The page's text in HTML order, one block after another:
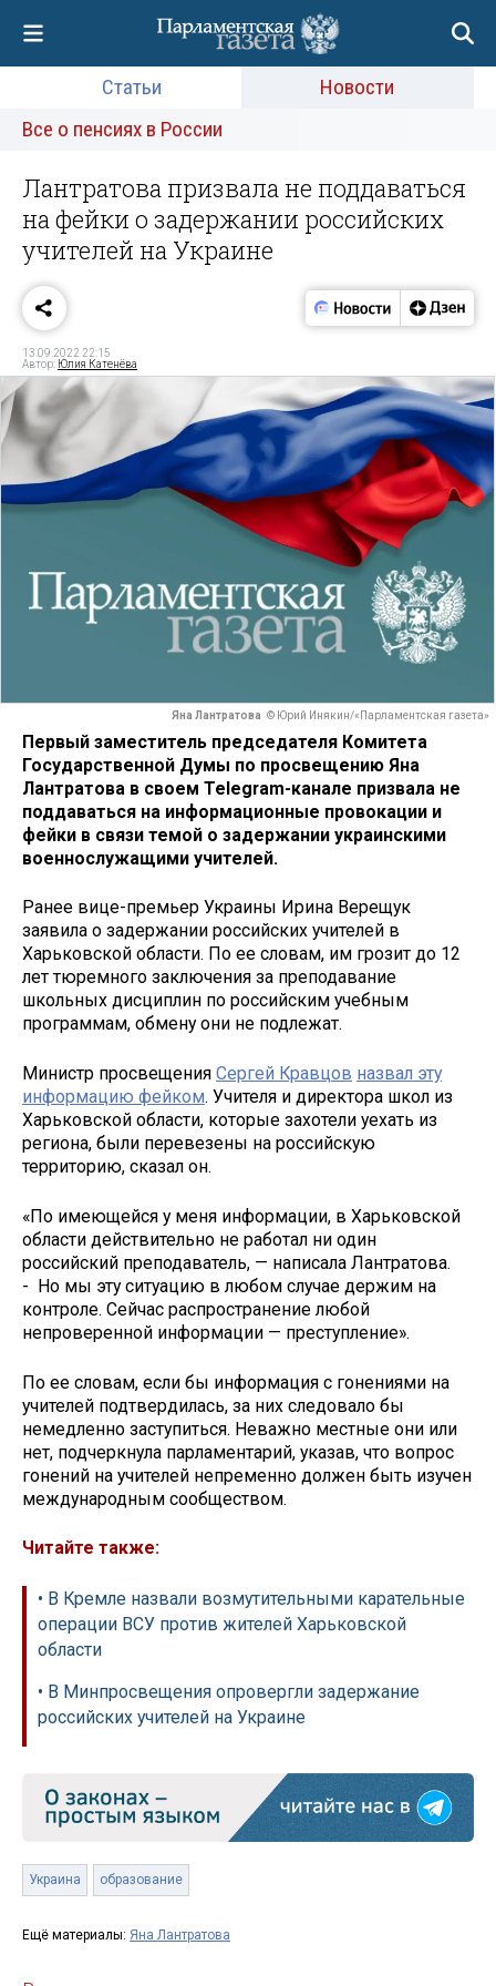
Статьи
Новости
Все о пенсиях в России
Лантратова призвала не поддаваться
на фейки о задержании российских
учителей на Украине
13.09.2022 22:15
Автор: Юлия Катенёва
Яна Лантратова © Юрий Инякин/«Парламентская газета»
Первый заместитель председателя Комитета
Государственной Думы по просвещению Яна
Лантратова в своем Telegram-канале призвала не
поддаваться на информационные провокации и
фейки в связи темой о задержании украинскими
военнослужащими учителей.
Ранее вице-премьер Украины Ирина Верещук
заявила о задержании российских учителей в
Харьковской области. По ее словам, им грозит до 12
лет тюремного заключения за преподавание
школьных дисциплин по российским учебным
программам, обмену они не подлежат.
Министр просвещения Сергей Кравцов назвал эту
информацию фейком. Учителя и директора школ из
Харьковской области, которые захотели уехать из
региона, были перевезены на российскую
территорию, сказал он.
«По имеющейся у меня информации, в Харьковской
области действительно не работал ни один
российский преподаватель, — написала Лантратова.
- Но мы эту ситуацию в любом случае держим на
контроле. Сейчас распространение любой
непроверенной информации — преступление».
По ее словам, если бы информация с гонениями на
учителей подтвердилась, за них следовало бы
немедленно заступиться. Неважно местные они или
нет, подчеркнула парламентарий, указав, что вопрос
гонений на учителей непременно должен быть изучен
международным сообществом.
Читайте также:
• В Кремле назвали возмутительными карательные
операции ВСУ против жителей Харьковской
области
• В Минпросвещения опровергли задержание
российских учителей на Украине
Украина образование
Ещё материалы: Яна Лантратова